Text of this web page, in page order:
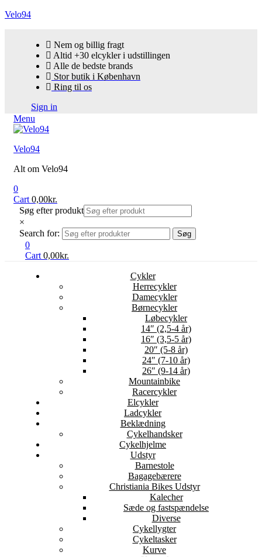
Velo94
Nem og billig fragt
Altid +30 elcykler i udstillingen
Alle de bedste brands
Stor butik i København
Ring til os
Sign in
Menu
Velo94
Alt om Velo94
0
Cart 0,00kr.
Søg efter produkt
×
Search for:
Søg
0
Cart 0,00kr.
Cykler
Herrecykler
Damecykler
Børnecykler
Løbecykler
14″ (2,5-4 år)
16″ (3,5-5 år)
20″ (5-8 år)
24″ (7-10 år)
26″ (9-14 år)
Mountainbike
Racercykler
Elcykler
Ladcykler
Beklædning
Cykelhandsker
Cykelhjelme
Udstyr
Barnestole
Bagagebærere
Christiania Bikes Udstyr
Kalecher
Sæde og fastspændelse
Diverse
Cykellygter
Cykeltasker
Kurve